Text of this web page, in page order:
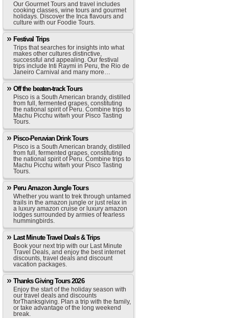
Our Gourmet Tours and travel includes
cooking classes, wine tours and gourmet
holidays. Discover the Inca flavours and
culture with our Foodie Tours.
Festival Trips
Trips that searches for insights into what
makes other cultures distinctive,
successful and appealing. Our festival
trips include Inti Raymi in Peru, the Rio de
Janeiro Carnival and many more…
Off the beaten-track Tours
Pisco is a South American brandy, distilled
from full, fermented grapes, constituting
the national spirit of Peru. Combine trips to
Machu Picchu witwh your Pisco Tasting
Tours.
Pisco-Peruvian Drink Tours
Pisco is a South American brandy, distilled
from full, fermented grapes, constituting
the national spirit of Peru. Combine trips to
Machu Picchu witwh your Pisco Tasting
Tours.
Peru Amazon Jungle Tours
Whether you want to trek through untamed
trails in the amazon jungle or just relax in
a luxury amazon cruise or luxury amazon
lodges surrounded by armies of fearless
hummingbirds.
Last Minute Travel Deals & Trips
Book your next trip with our Last Minute
Travel Deals, and enjoy the best internet
discounts, travel deals and discount
vacation packages.
Thanks Giving Tours 2026
Enjoy the start of the holiday season with
our travel deals and discounts
forThanksgiving. Plan a trip with the family,
or take advantage of the long weekend
break.